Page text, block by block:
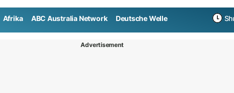
Afrika ABC Australia Network Deutsche Welle
Advertisement